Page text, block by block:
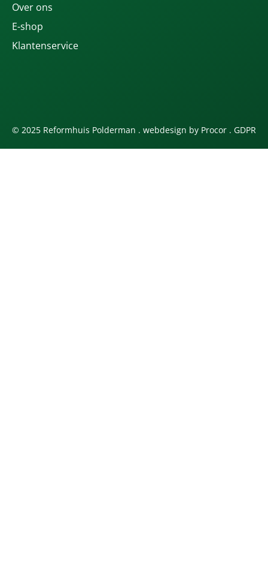
Over ons
E-shop
Klantenservice
© 2025 Reformhuis Polderman . webdesign by Procor . GDPR